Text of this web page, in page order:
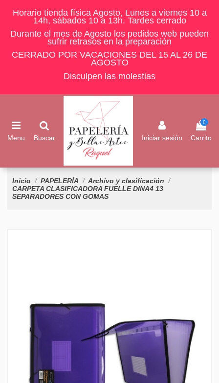
Horario tienda física Agosto, Lunes a viernes 10 a
14h, sábados 10 a 13h. Tardes cerrado
Durante el mes de Agosto los pedidos web pueden
sufrir retrasos en la preparación
CERRADO POR VACACIONES DEL 15 AL 26 DE
AGOSTO
Disculpen las molestias
Menu Buscar Iniciar sesión
0
Carrito
Inicio PAPELERÍA
Archivo y clasificación
CARPETA CLASIFICADORA FUELLE DINA4 13
SEPARADORES CON GOMAS